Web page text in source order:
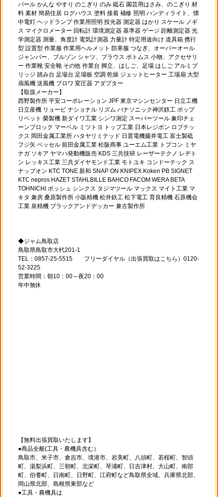
バール かんな やすり のこぎり のみ 砥石 園芸用はさみ、のこぎり 材
料 素材 簡易住居 ログハウス 塗料 接着 補修 照明 ハンディライト、懐
中電灯 ヘッドランプ 作業用照明 投光器 測定器 はかり スケール ノギ
ス マイクロメーター 回転計 環境測定器 基準器 ゲージ 距離測定器 光
学測定器 測量、角度計 電気計測器 力量計 特定用途向け 道具箱 携行
型 設置型 作業服 作業用ヘルメット 防寒服 つなぎ、オーバーオール
ジャンパー、ブルゾン シャツ、ブラウス ボトムス 小物、アクセサリ
ー 作業靴 安全靴 その他 作業台 脚立、はしご、足場 はしご アルミブ
リッジ 踏み台 足場台 足場板 空調 乾燥 ジェットヒーター 工場扇 大型
扇風機 送風機 ブロワ 変圧器 アダプター
【取扱メーカー】
西野製作所 平安コーポレーション JPF 東京マシンセンター 日立工機
日立産機 リョービ ナショナル リズム パナソニック神沢鉄工 ポップ
リベット 榮製機 新ダイワ工業 シンワ測定 スーパーツール 象印チェ
ーンブロック マーベル ミツトヨ トップ工業 日本レジボン ロブテッ
クス 岡田金属工業所 ハタヤリミテッド 日置電機藤井電工 富士製砥
フジ矢 ベッセル 前田金属工業 松阪商事 ユーエム工業 トプコン ミヤ
ナガ ソキア ヤマハ発動機販売 KDS 三共技研 レーザーテクノ レヂト
ン レッキス工業 三共ダイヤモンド工業 モトユキ コンドーテック ス
ナップオン KTC TONE 新和 SNAP ON KNIPEX Koken PB SIGNET
KTC nepros HAZET STAHLBILLE BAHCO FACOM WERA BETA
TOHNICHI ボッシュ シンクス タジマツール マックス マイト工業 マ
キタ 兼房 桑原製作所 小阪精機 松井鉄工 松下電工 育良精機 石原機会
工業 泉精機 ブラックアンドデッカー 兼古製作所
◆ジャム鳥取店
鳥取県鳥取市大杙201-1
TEL：0857-25-5515 フリーダイヤル（出張買取はこちら）0120-
52-3225
営業時間：朝10：00～夜20：00
年中無休
【無料出張買取いたします】
●商品全般(工具・農機具含む）
鳥取市、米子市、倉吉市、境港市、岩美町、八頭町、若桜町、智頭
町、湯梨浜町、三朝町、北栄町、琴浦町、日吉津村、大山町、南部
町、伯耆町、日南町、日野町、江府町など鳥取県全域、兵庫県北部、
岡山県北部、島根県東部など
●工具・農機具は